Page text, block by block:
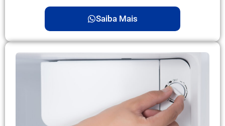
Saiba Mais